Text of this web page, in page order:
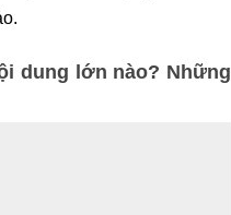
dung lớn nào? Những